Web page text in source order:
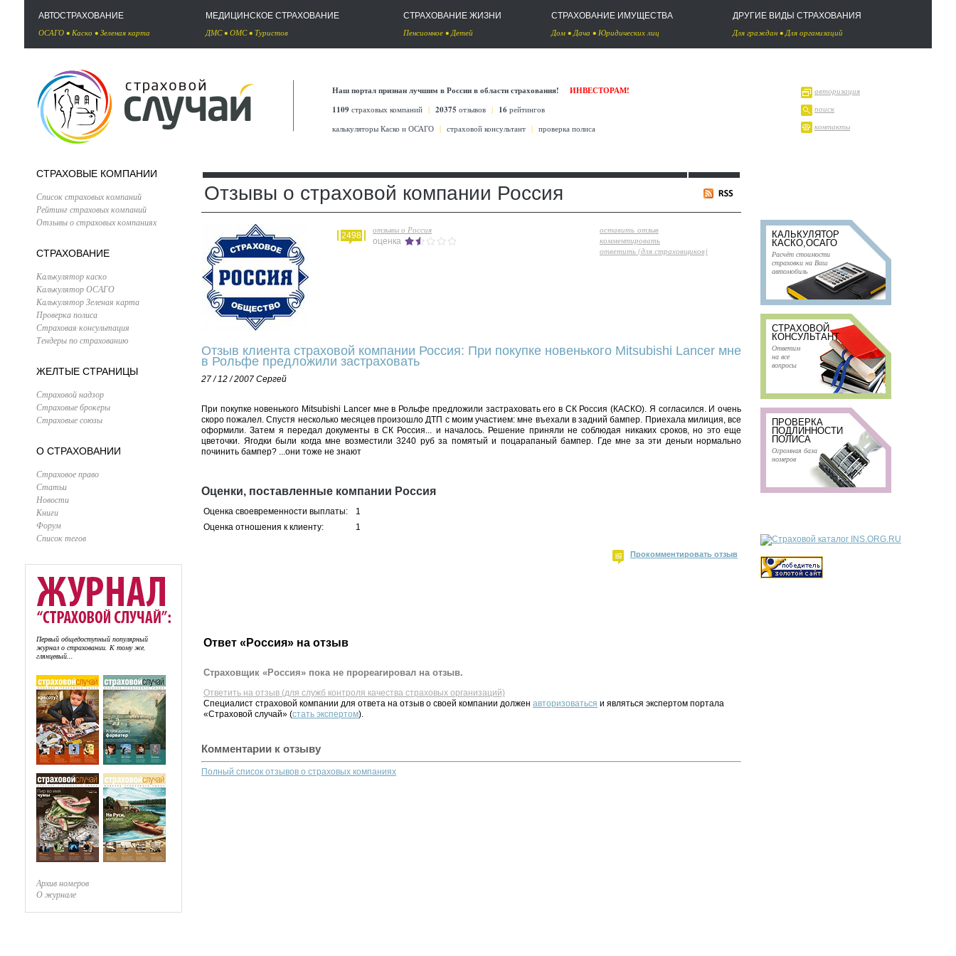
АВТОСТРАХОВАНИЕ
ОСАГО • Каско • Зеленая карта
МЕДИЦИНСКОЕ СТРАХОВАНИЕ
ДМС• ОМС• Туристов
СТРАХОВАНИЕ ЖИЗНИ
Пенсионное •Детей
СТРАХОВАНИЕ ИМУЩЕСТВА
Дом •Дача • Юридических лиц
ДРУГИЕ ВИДЫ СТРАХОВАНИЯ
Для граждан •Для организаций
Наш портал признан лучшим в России в области страхования!
ИНВЕСТОРАМ!
1109 страховых компаний | 20375 отзывов | 16 рейтингов
калькуляторы Каско и ОСАГО | страховой консультант | проверка полиса
авторизация
поиск
контакты
СТРАХОВЫЕ КОМПАНИИ
Список страховых компаний
Рейтинг страховых компаний
Отзывы о страховых компаниях
СТРАХОВАНИЕ
Калькулятор каско
Калькулятор ОСАГО
Калькулятор Зеленая карта
Проверка полиса
Страховая консультация
Тендеры по страхованию
ЖЕЛТЫЕ СТРАНИЦЫ
Страховой надзор
Страховые брокеры
Страховые союзы
О СТРАХОВАНИИ
Страховое право
Статьи
Новости
Книги
Форум
Список тегов
Первый общедоступный популярный
журнал о страховании. К тому же,
глянцевый...
Архив номеров
О журнале
Отзывы о страховой компании Россия
2498
отзывы о Россия
оценка
оставить отзыв
комментировать
ответить (для страховщиков)
Отзыв клиента страховой компании Россия: При покупке новенького Mitsubishi Lancer мне
в Рольфе предложили застраховать
27 / 12 / 2007 Сергей
При покупке новенького Mitsubishi Lancer мне в Рольфе предложили застраховать его в СК Россия (КАСКО). Я согласился. И очень
скоро пожалел. Спустя несколько месяцев произошло ДТП с моим участием: мне въехали в задний бампер. Приехала милиция, все
оформили. Затем я передал документы в СК Россия... и началось. Решение приняли не соблюдая никаких сроков, но это еще
цветочки. Ягодки были когда мне возместили 3240 руб за помятый и поцарапаный бампер. Где мне за эти деньги нормально
починить бампер? ...они тоже не знают
Оценки, поставленные компании Россия
Оценка своевременности выплаты:
1
Оценка отношения к клиенту:
1
Прокомментировать отзыв
Ответ «Россия» на отзыв
Страховщик «Россия» пока не прореагировал на отзыв.
Ответить на отзыв (для служб контроля качества страховых организаций)
Специалист страховой компании для ответа на отзыв о своей компании должен авторизоваться и являться экспертом портала
«Страховой случай» (стать экспертом).
Комментарии к отзыву
Полный список отзывов о страховых компаниях
КАЛЬКУЛЯТОР
КАСКО,ОСАГО
Расчёт стоимости
страховки на Ваш
автомобиль
СТРАХОВОЙ
КОНСУЛЬТАНТ
Ответим
на все
вопросы
ПРОВЕРКА
ПОДЛИННОСТИ
ПОЛИСА
Огромная база
номеров